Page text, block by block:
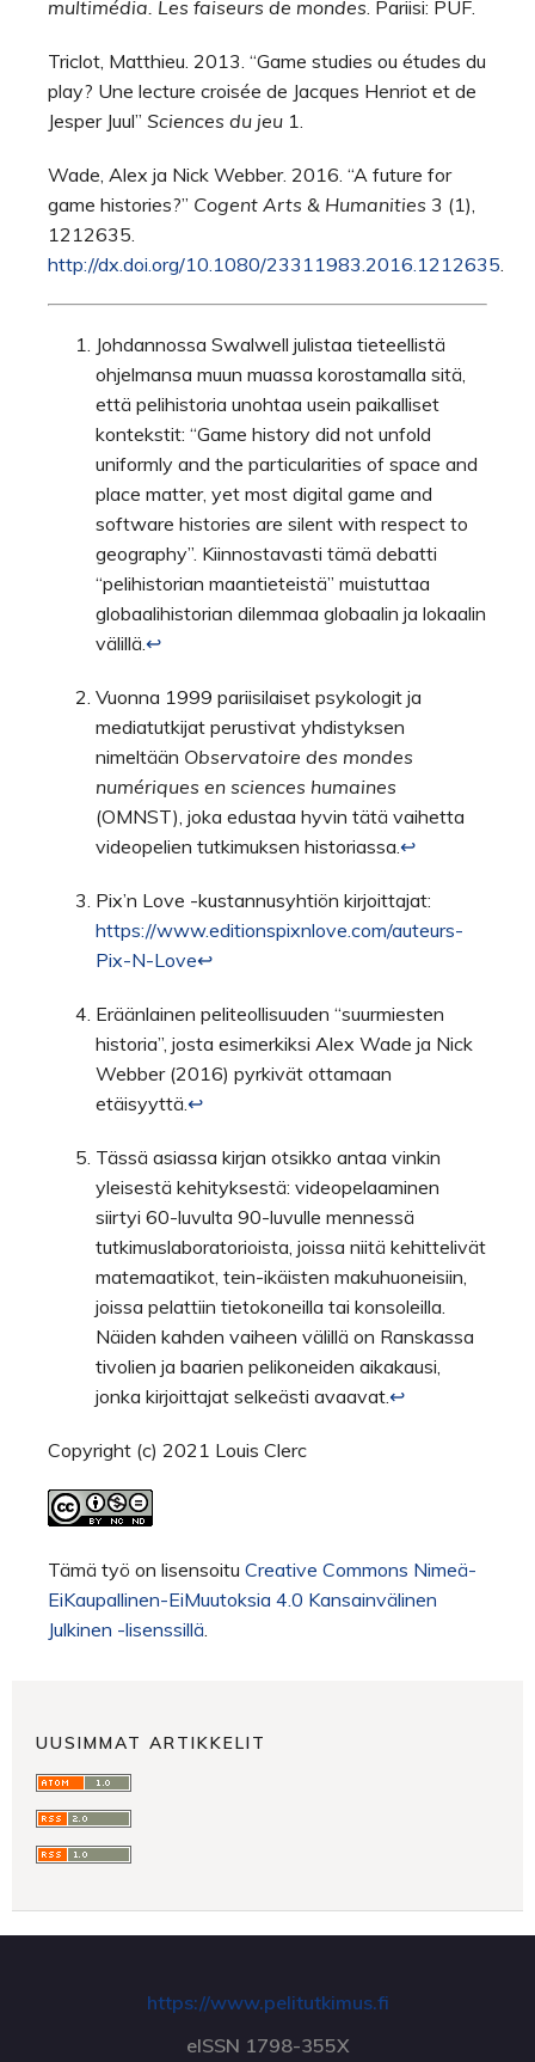
multimédia. Les faiseurs de mondes. Pariisi: PUF.
Triclot, Matthieu. 2013. “Game studies ou études du
play? Une lecture croisée de Jacques Henriot et de
Jesper Juul”Sciences du jeu 1.
Wade, Alex ja Nick Webber. 2016. “A future for
game histories?” Cogent Arts & Humanities 3 (1),
1212635.
http://dx.doi.org/10.1080/23311983.2016.1212635.
Johdannossa Swalwell julistaa tieteellistä
ohjelmansa muun muassa korostamalla sitä,
että pelihistoria unohtaa usein paikalliset
kontekstit: “Game history did not unfold
uniformly and the particularities of space and
place matter, yet most digital game and
software histories are silent with respect to
geography”. Kiinnostavasti tämä debatti
“pelihistorian maantieteistä” muistuttaa
globaalihistorian dilemmaa globaalin ja lokaalin
välillä.↩︎
Vuonna 1999 pariisilaiset psykologit ja
mediatutkijat perustivat yhdistyksen
nimeltään Observatoire des mondes
numériques en sciences humaines
(OMNST), joka edustaa hyvin tätä vaihetta
videopelien tutkimuksen historiassa.↩︎
Pix’n Love -kustannusyhtiön kirjoittajat:
https://www.editionspixnlove.com/auteurs-
Pix-N-Love↩︎
Eräänlainen peliteollisuuden “suurmiesten
historia”, josta esimerkiksi Alex Wade ja Nick
Webber (2016) pyrkivät ottamaan
etäisyyttä.↩︎
Tässä asiassa kirjan otsikko antaa vinkin
yleisestä kehityksestä: videopelaaminen
siirtyi 60-luvulta 90-luvulle mennessä
tutkimuslaboratorioista, joissa niitä kehittelivät
matemaatikot, tein-ikäisten makuhuoneisiin,
joissa pelattiin tietokoneilla tai konsoleilla.
Näiden kahden vaiheen välillä on Ranskassa
tivolien ja baarien pelikoneiden aikakausi,
jonka kirjoittajat selkeästi avaavat.↩︎
Copyright (c) 2021 Louis Clerc
Tämä työ on lisensoituCreative Commons Nimeä-
EiKaupallinen-EiMuutoksia 4.0 Kansainvälinen
Julkinen -lisenssillä.
UUSIMMAT ARTIKKELIT
https://www.pelitutkimus.fi
eISSN 1798-355X